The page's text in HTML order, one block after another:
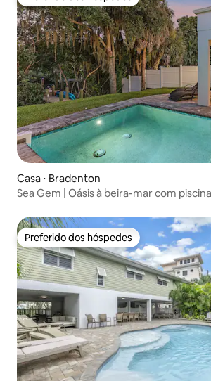
Preferido dos hóspedes
Casa ⋅ Bradenton
Sea Gem | Oásis à beira-mar com
Preferido dos hóspedes
Preferido dos hóspedes